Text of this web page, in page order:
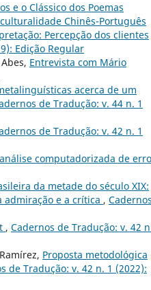
e o Clássico dos Poemas
Chinês-Português
Percepção dos clientes
Edição Regular
Entrevista com Mário
acerca de um
de Tradução: v. 44 n. 1
de Tradução: v. 42 n. 1
computadorizada de
da metade do século XIX:
admiração e a crítica ,
, Cadernos de Tradução: v. 42
Proposta metodológica
de Tradução: v. 42 n. 1 (2022):